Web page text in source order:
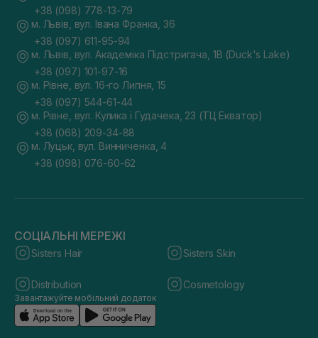
+38 (098) 778-13-79
м. Львів, вул. Івана Франка, 36
+38 (097) 611-95-94
м. Львів, вул. Академіка Підстригача, 1В (Duck's Lake)
+38 (097) 101-97-16
м. Рівне, вул. 16-го Липня, 15
+38 (097) 544-61-44
м. Рівне, вул. Кулика і Гудачека, 23 (ТЦ Екватор)
+38 (068) 209-34-88
м. Луцьк, вул. Винниченка, 4
+38 (098) 076-60-62
СОЦІАЛЬНІ МЕРЕЖІ
Sisters Hair Sisters Skin
Distribution Cosmetology
Завантажуйте мобільний додаток